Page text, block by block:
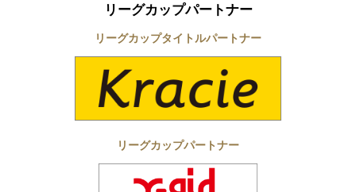
リーグカップパートナー
リーグカップタイトルパートナー
リーグカップパートナー